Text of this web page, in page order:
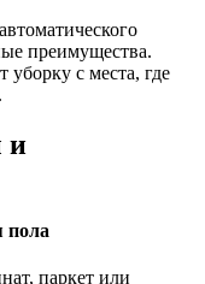
преимущества.
с места, где
и
пола
паркет или